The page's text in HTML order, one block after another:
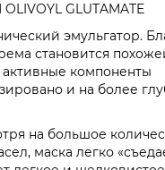
GLUTAMATE
эмульгатор.
становится
активные компоненты
и на более
на большое
маска легко